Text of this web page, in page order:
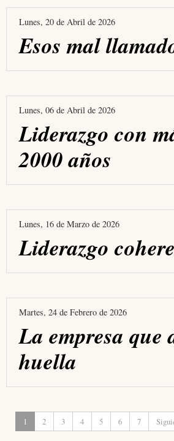
Lunes, 20 de Abril de 2026
Esos mal
Lunes, 06 de Abril de 2026
Liderazgo con
2000 años
Lunes, 16 de Marzo de 2026
Liderazgo
Martes, 24 de Febrero de 2026
La empresa que
huella
1 2 3 4 5 6 7